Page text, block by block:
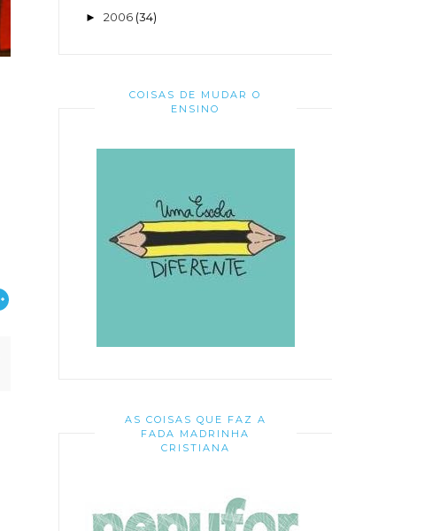
► 2006 (34)
COISAS DE MUDAR O
ENSINO
AS COISAS QUE FAZ A
FADA MADRINHA
CRISTIANA